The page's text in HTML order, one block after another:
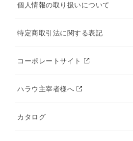
個人情報の取り扱いについて
特定商取引法に関する表記
コーポレートサイト
ハラウ主宰者様へ
カタログ